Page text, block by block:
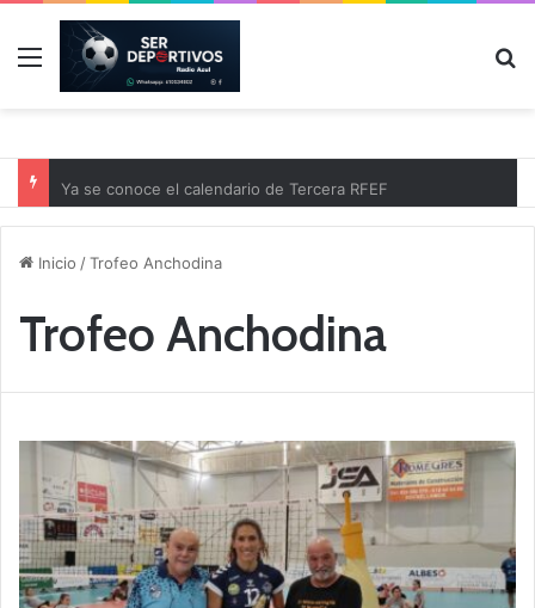
Menú
Ya se conoce el calendario de Tercera RFEF
Inicio /Trofeo Anchodina
Trofeo Anchodina